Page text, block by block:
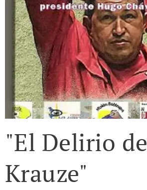
"El Delirio de
Krauze"